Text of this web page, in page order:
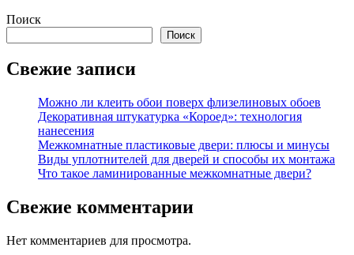
Поиск
Поиск
Свежие записи
Можно ли клеить обои поверх флизелиновых обоев
Декоративная штукатурка «Короед»: технология
нанесения
Межкомнатные пластиковые двери: плюсы и минусы
Виды уплотнителей для дверей и способы их монтажа
Что такое ламинированные межкомнатные двери?
Свежие комментарии
Нет комментариев для просмотра.